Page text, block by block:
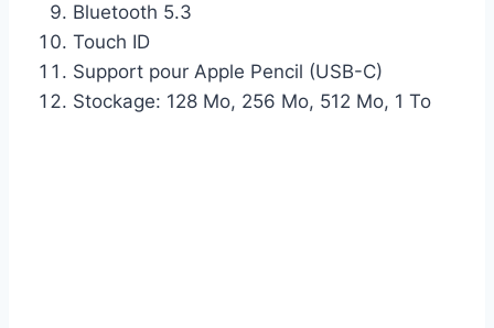
Bluetooth 5.3
Touch ID
Support pour Apple Pencil (USB-C)
Stockage: 128 Mo, 256 Mo, 512 Mo, 1 To